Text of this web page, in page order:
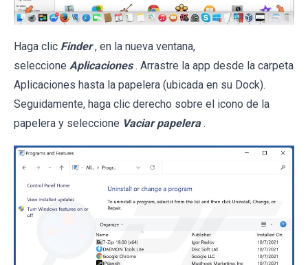
Haga clic Finder , en la nueva ventana,
seleccione Aplicaciones . Arrastre la app desde la carpeta
Aplicaciones hasta la papelera (ubicada en su Dock).
Seguidamente, haga clic derecho sobre el icono de la
papelera y seleccione Vaciar papelera .